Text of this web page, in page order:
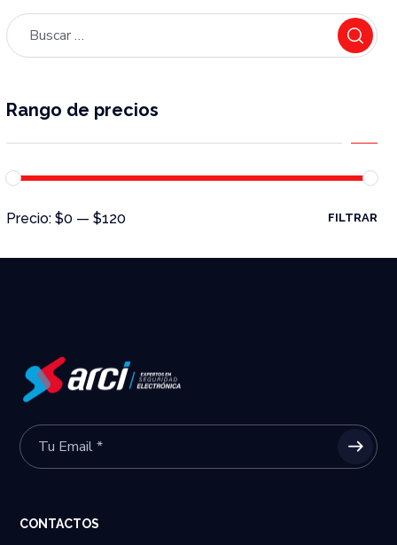
Rango de precios
FILTRAR
Precio:$0 —$120
CONTACTOS